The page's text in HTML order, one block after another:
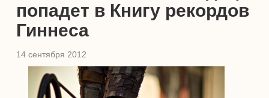
попадет в Книгу рекордов
Гиннеса
14 сентября 2012